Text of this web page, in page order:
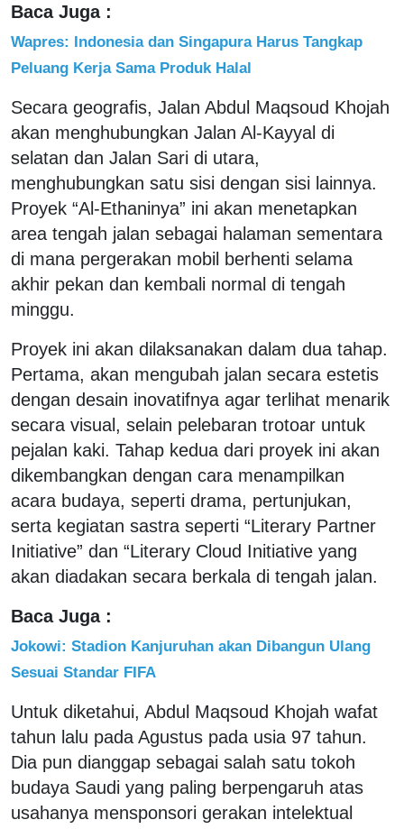
Baca Juga :
Wapres: Indonesia dan Singapura Harus Tangkap
Peluang Kerja Sama Produk Halal
Secara geografis, Jalan Abdul Maqsoud Khojah
akan menghubungkan Jalan Al-Kayyal di
selatan dan Jalan Sari di utara,
menghubungkan satu sisi dengan sisi lainnya.
Proyek “Al-Ethaninya” ini akan menetapkan
area tengah jalan sebagai halaman sementara
di mana pergerakan mobil berhenti selama
akhir pekan dan kembali normal di tengah
minggu.
Proyek ini akan dilaksanakan dalam dua tahap.
Pertama, akan mengubah jalan secara estetis
dengan desain inovatifnya agar terlihat menarik
secara visual, selain pelebaran trotoar untuk
pejalan kaki. Tahap kedua dari proyek ini akan
dikembangkan dengan cara menampilkan
acara budaya, seperti drama, pertunjukan,
serta kegiatan sastra seperti “Literary Partner
Initiative” dan “Literary Cloud Initiative yang
akan diadakan secara berkala di tengah jalan.
Baca Juga :
Jokowi: Stadion Kanjuruhan akan Dibangun Ulang
Sesuai Standar FIFA
Untuk diketahui, Abdul Maqsoud Khojah wafat
tahun lalu pada Agustus pada usia 97 tahun.
Dia pun dianggap sebagai salah satu tokoh
budaya Saudi yang paling berpengaruh atas
usahanya mensponsori gerakan intelektual